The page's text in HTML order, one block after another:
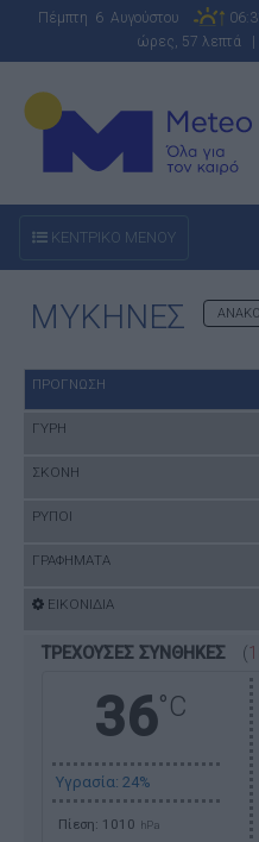
Πέμπτη 6 Αυγούστου
ώρες, 57
ΚΕΝΤΡΙΚΟ ΜΕΝΟΥ
ΜΥΚΗΝΕΣ
ΠΡΟΓΝΩΣΗ
ΓΥΡΗ
ΣΚΟΝΗ
ΡΥΠΟΙ
ΓΡΑΦΗΜΑΤΑ
ΕΙΚΟΝΙΔΙΑ
ΤΡΕΧΟΥΣΕΣ ΣΥΝΘΗΚΕΣ (
36°C
Υγρασία: 24%
Πίεση: 1010 hPa